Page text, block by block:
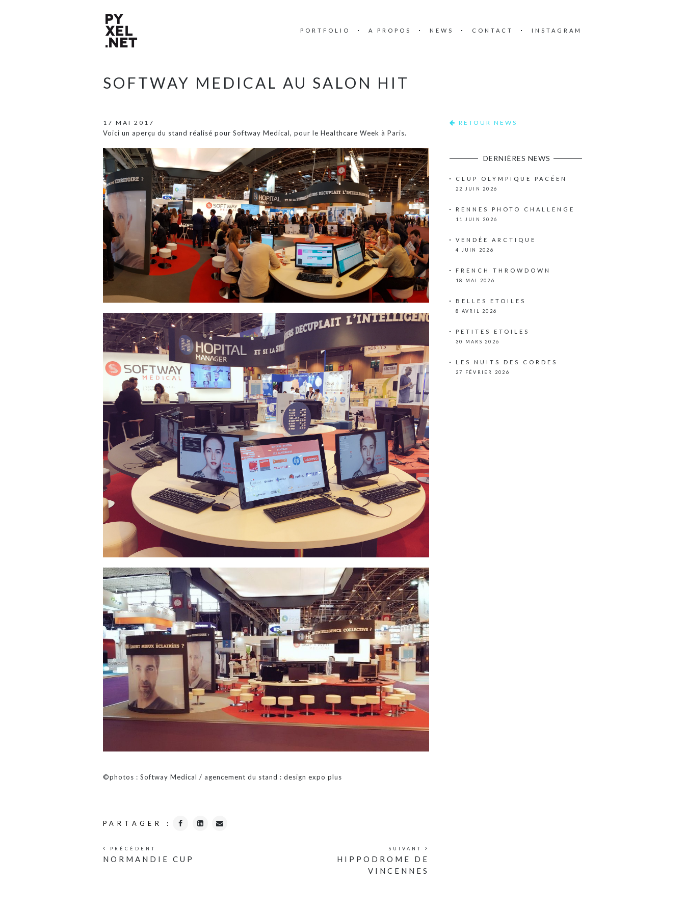
PORTFOLIO A PROPOS NEWS CONTACT INSTAGRAM
SOFTWAY MEDICAL AU SALON HIT
17 MAI 2017
Voici un aperçu du stand réalisé pour Softway Medical, pour le Healthcare Week à Paris.
©photos : Softway Medical / agencement du stand : design expo plus
PARTAGER :
PRÉCÉDENT
NORMANDIE CUP
SUIVANT
HIPPODROME DE
VINCENNES
RETOUR NEWS
DERNIÈRES NEWS
CLUP OLYMPIQUE PACÉEN
22 JUIN 2026
RENNES PHOTO CHALLENGE
11 JUIN 2026
VENDÉE ARCTIQUE
4 JUIN 2026
FRENCH THROWDOWN
18 MAI 2026
BELLES ETOILES
8 AVRIL 2026
PETITES ETOILES
30 MARS 2026
LES NUITS DES CORDES
27 FÉVRIER 2026